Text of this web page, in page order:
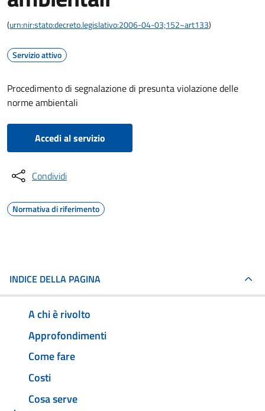
(urn:nir:stato:decreto.legislativo:2006-04-03;152~art133)
Servizio attivo
Procedimento di segnalazione di presunta violazione delle
norme ambientali
Accedi al servizio
Condividi
Normativa di riferimento
INDICE DELLA PAGINA
A chi è rivolto
Approfondimenti
Come fare
Costi
Cosa serve